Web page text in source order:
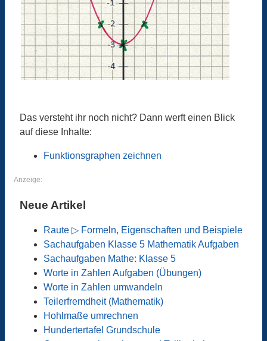
Das versteht ihr noch nicht? Dann werft einen Blick
auf diese Inhalte:
Funktionsgraphen zeichnen
Anzeige:
Neue Artikel
Raute ▷ Formeln, Eigenschaften und Beispiele
Sachaufgaben Klasse 5 Mathematik Aufgaben
Sachaufgaben Mathe: Klasse 5
Worte in Zahlen Aufgaben (Übungen)
Worte in Zahlen umwandeln
Teilerfremdheit (Mathematik)
Hohlmaße umrechnen
Hundertertafel Grundschule